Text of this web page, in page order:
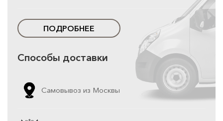
ПОДРОБНЕЕ
Способы доставки
Самовывоз из Москвы